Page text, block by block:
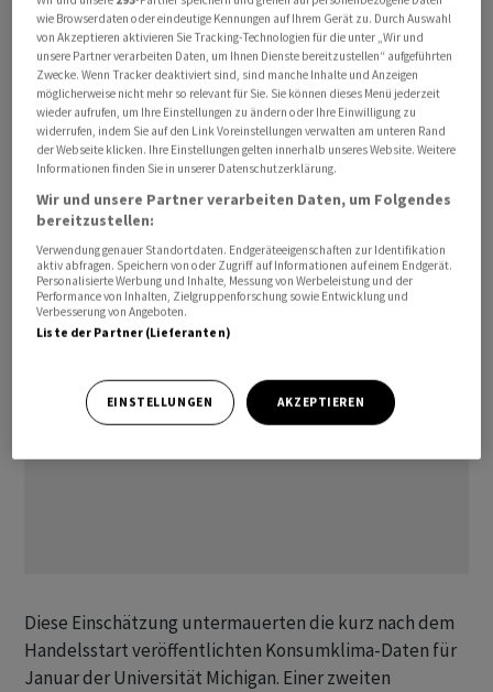
Den wie erwartet ausgefallenen Daten des
Handelsministeriums zufolge stiegen in der
weltgrössten Volkswirtschaft die Einkommen im
Dezember leicht, während die Konsumausgaben etwas
zurückgingen. Zugleich befindet sich die hohe Inflation
weiter auf dem Rückzug. Ian Shepherdson, Volkswirt
bei Pantheon Macroeconomics, erwartet daher, dass
sich die Ausgaben im Januar weiter erholen, aber das
erste Quartal insgesamt schwach sein wird.
Diese Einschätzung untermauerten die kurz nach dem
Handelsstart veröffentlichten Konsumklima-Daten für
Januar der Universität Michigan. Einer zweiten
wie Browserdaten oder eindeutige Kennungen auf Ihrem Gerät zu. Durch Auswahl
von Akzeptieren aktivieren Sie Tracking-Technologien für die unter „Wir und
unsere Partner verarbeiten Daten, um Ihnen Dienste bereitzustellen“ aufgeführten
Zwecke. Wenn Tracker deaktiviert sind, sind manche Inhalte und Anzeigen
möglicherweise nicht mehr so relevant für Sie. Sie können dieses Menü jederzeit
wieder aufrufen, um Ihre Einstellungen zu ändern oder Ihre Einwilligung zu
widerrufen, indem Sie auf den Link Voreinstellungen verwalten am unteren Rand
der Webseite klicken. Ihre Einstellungen gelten innerhalb unseres Website. Weitere
Informationen finden Sie in unserer Datenschutzerklärung.
Wir und unsere Partner verarbeiten Daten, um Folgendes
bereitzustellen:
Verwendung genauer Standortdaten. Endgeräteeigenschaften zur Identifikation
aktiv abfragen. Speichern von oder Zugriff auf Informationen auf einem Endgerät.
Personalisierte Werbung und Inhalte, Messung von Werbeleistung und der
Performance von Inhalten, Zielgruppenforschung sowie Entwicklung und
Verbesserung von Angeboten.
Liste der Partner (Lieferanten)
EINSTELLUNGEN AKZEPTIEREN